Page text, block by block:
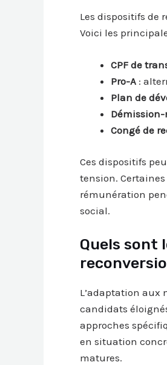
Les dispositifs de
Voici les
CPF de
Pro-A :
Plan de
Congé de
Ces dispositifs
tension.
rémunération
social.
Quels sont
L’adaptation aux
candidats
approches
en situation
matures.